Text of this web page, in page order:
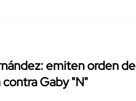
emiten orden de
Gaby "N"